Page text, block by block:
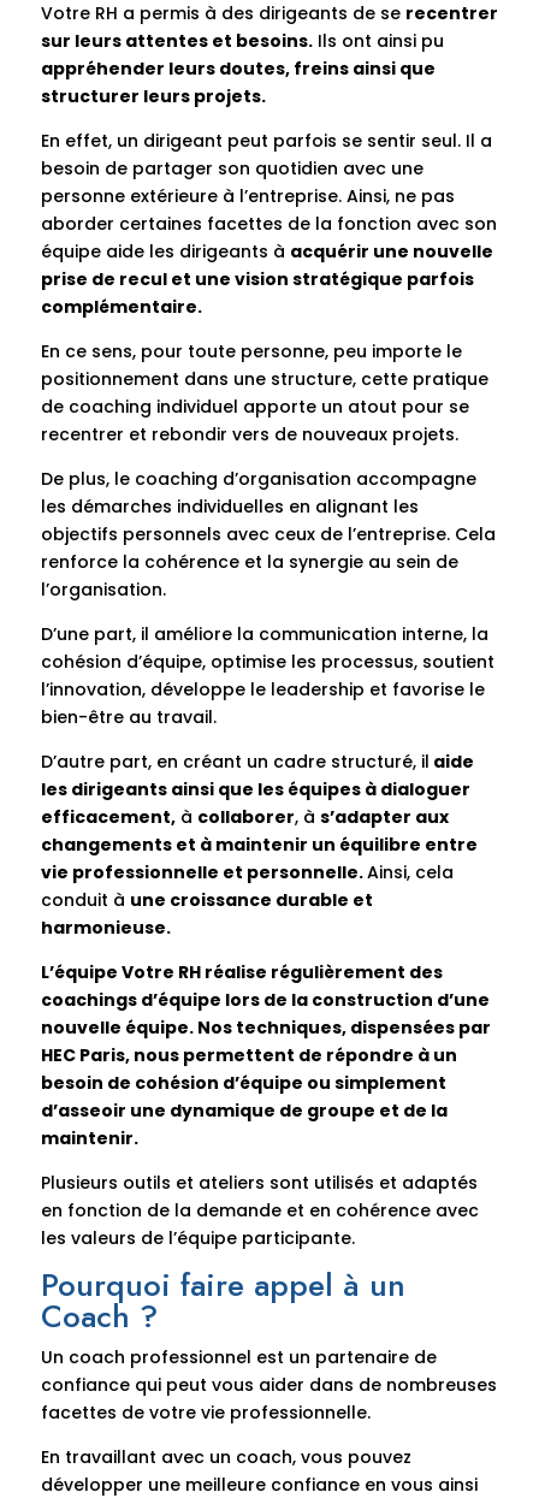
Votre RH a permis à des dirigeants de se recentrer
sur leurs attentes et besoins.Ils ont ainsi pu
appréhender leurs doutes, freins ainsi que
structurer leurs projets.
En effet, un dirigeant peut parfois se sentir seul. Il a
besoin de partager son quotidien avec une
personne extérieure à l’entreprise. Ainsi, ne pas
aborder certaines facettes de la fonction avec son
équipe aide les dirigeants à acquérir une nouvelle
prise de recul et une vision stratégique parfois
complémentaire.
En ce sens, pour toute personne, peu importe le
positionnement dans une structure, cette pratique
de coaching individuel apporte un atout pour se
recentrer et rebondir vers de nouveaux projets.
De plus, le coaching d’organisation accompagne
les démarches individuelles en alignant les
objectifs personnels avec ceux de l’entreprise. Cela
renforce la cohérence et la synergie au sein de
l’organisation.
D’une part, il améliore la communication interne, la
cohésion d’équipe, optimise les processus, soutient
l’innovation, développe le leadership et favorise le
bien-être au travail.
D’autre part, en créant un cadre structuré, il aide
les dirigeants ainsi que les équipes à dialoguer
efficacement,à collaborer, à s’adapter aux
changements et à maintenir un équilibre entre
vie professionnelle et personnelle.Ainsi, cela
conduit à une croissance durable et
harmonieuse.
L’équipe Votre RH réalise régulièrement des
coachings d’équipe lors de la construction d’une
nouvelle équipe. Nos techniques, dispensées par
HEC Paris, nous permettent de répondre à un
besoin de cohésion d’équipe ou simplement
d’asseoir une dynamique de groupe et de la
maintenir.
Plusieurs outils et ateliers sont utilisés et adaptés
en fonction de la demande et en cohérence avec
les valeurs de l’équipe participante.
Pourquoi faire appel à un
Coach ?
Un coach professionnel est un partenaire de
confiance qui peut vous aider dans de nombreuses
facettes de votre vie professionnelle.
En travaillant avec un coach, vous pouvez
développer une meilleure confiance en vous ainsi